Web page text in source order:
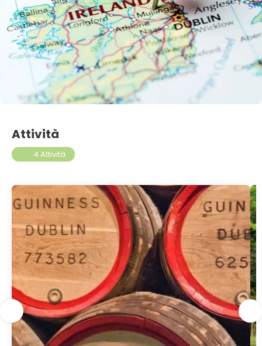
Attività
4 Attività